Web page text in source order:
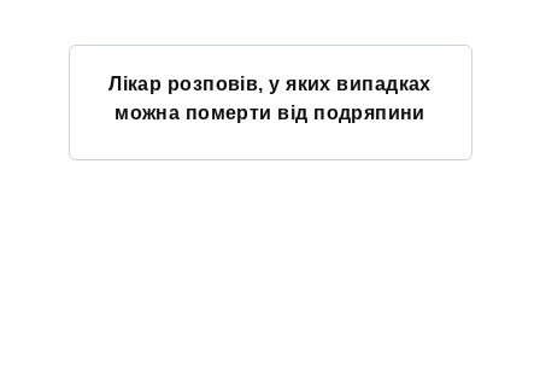
Лікар розповів, у яких випадках
можна померти від подряпини